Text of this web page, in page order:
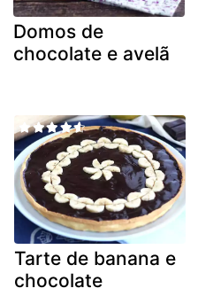
Domos de
chocolate e avelã
Tarte de banana e
chocolate